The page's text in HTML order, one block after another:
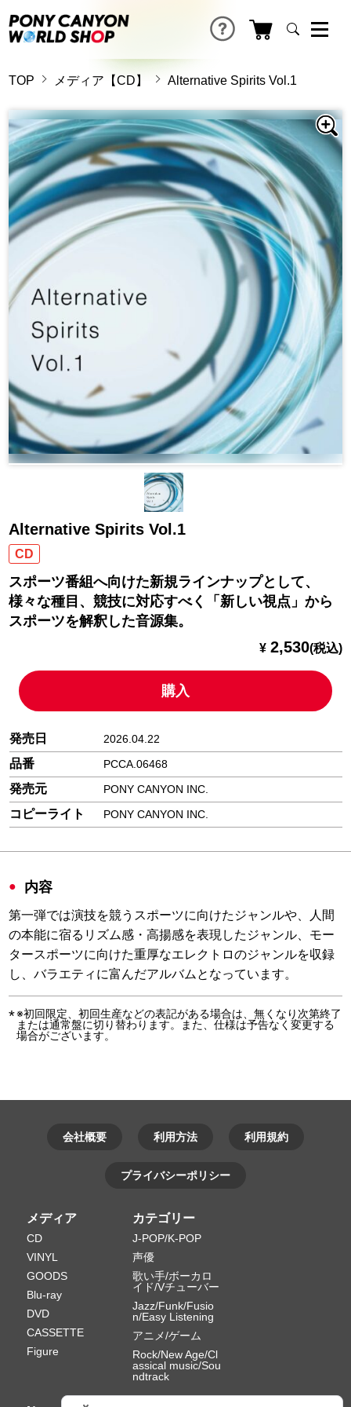
TOP メディア【CD】 Alternative Spirits Vol.1
Alternative Spirits Vol.1
CD
スポーツ番組へ向けた新規ラインナップとして、
様々な種目、競技に対応すべく「新しい視点」から
スポーツを解釈した音源集。
¥ 2,530(税込)
購入
発売日 2026.04.22
品番 PCCA.06468
発売元 PONY CANYON INC.
コピーライト PONY CANYON INC.
内容
第一弾では演技を競うスポーツに向けたジャンルや、人間
の本能に宿るリズム感・高揚感を表現したジャンル、モー
タースポーツに向けた重厚なエレクトロのジャンルを収録
し、バラエティに富んだアルバムとなっています。
※初回限定、初回生産などの表記がある場合は、無くなり次第終了
または通常盤に切り替わります。また、仕様は予告なく変更する
場合がございます。
会社概要 利用方法 利用規約
プライバシーポリシー
メディア
CD
VINYL
GOODS
Blu-ray
DVD
CASSETTE
Figure
カテゴリー
J-POP/K-POP
声優
歌い手/ボーカロ
イド/Vチューバー
Jazz/Funk/Fusio
n/Easy Listening
アニメ/ゲーム
Rock/New Age/Cl
assical music/Sou
ndtrack